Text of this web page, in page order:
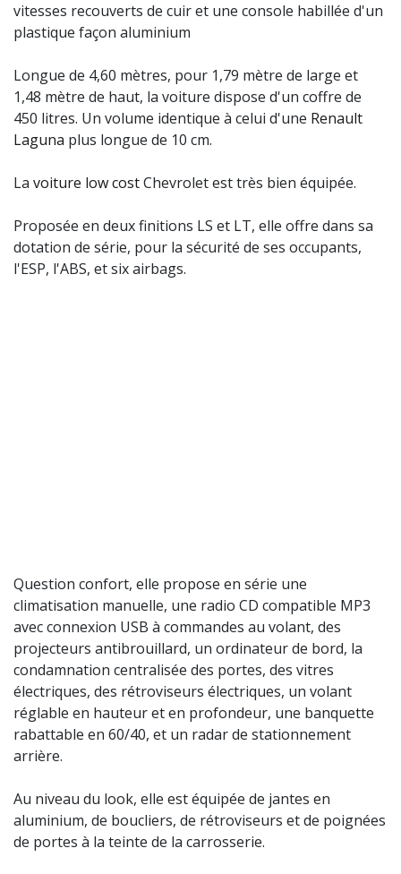
vitesses recouverts de cuir et une console habillée d'un
plastique façon aluminium
Longue de 4,60 mètres, pour 1,79 mètre de large et
1,48 mètre de haut, la voiture dispose d'un coffre de
450 litres. Un volume identique à celui d'une Renault
Laguna plus longue de 10 cm.
La voiture low costChevrolet est très bien équipée.
Proposée en deux finitions LS et LT, elle offre dans sa
dotation de série, pour la sécurité de ses occupants,
l'ESP, l'ABS, et six airbags.
Question confort, elle propose en série une
climatisation manuelle, une radio CD compatible MP3
avec connexion USB à commandes au volant, des
projecteurs antibrouillard, un ordinateur de bord, la
condamnation centralisée des portes, des vitres
électriques, des rétroviseurs électriques, un volant
réglable en hauteur et en profondeur, une banquette
rabattable en 60/40, et un radar de stationnement
arrière.
Au niveau du look, elle est équipée de jantes en
aluminium, de boucliers, de rétroviseurs et de poignées
de portes à la teinte de la carrosserie.